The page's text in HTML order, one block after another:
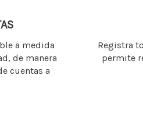
a medida
de manera
cuentas a
Registra
permite